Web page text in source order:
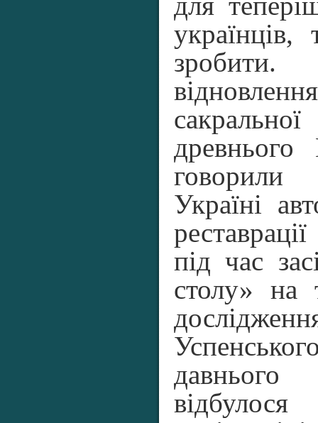
говорили
Україні
під час
столу» на